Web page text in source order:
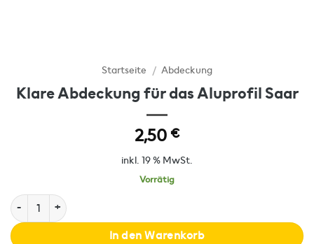
Startseite / Abdeckung
Klare Abdeckung für das Aluprofil Saar
2,50 €
inkl. 19 % MwSt.
Vorrätig
Klare Abdeckung für das Aluprofil Saar Menge
In den Warenkorb